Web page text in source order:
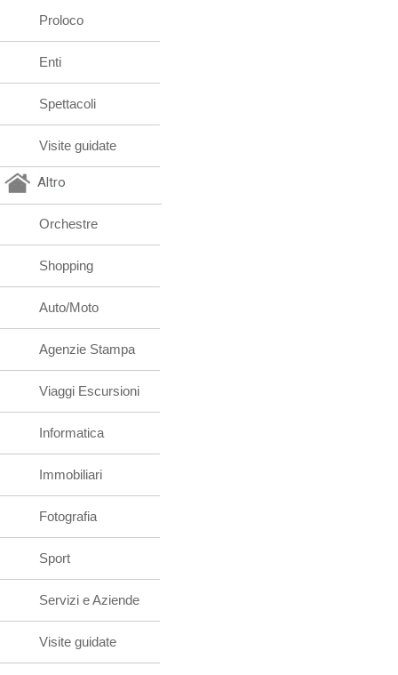
Proloco
Enti
Spettacoli
Visite guidate
Altro
Orchestre
Shopping
Auto/Moto
Agenzie Stampa
Viaggi Escursioni
Informatica
Immobiliari
Fotografia
Sport
Servizi e Aziende
Visite guidate